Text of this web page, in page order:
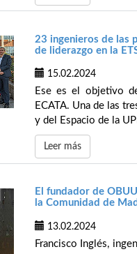
23 ingenieros de las
de liderazgo en la
15.02.2024
Ese es el objetivo
ECATA. Una de las
y del Espacio de la
Leer más
El fundador de
la Comunidad de
13.02.2024
Francisco Inglés,